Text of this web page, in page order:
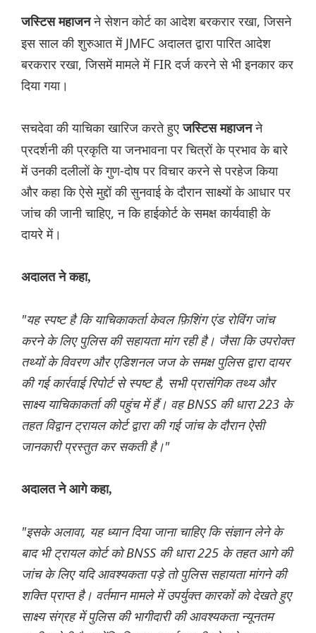
जस्टिस महाजनने सेशन कोर्ट का आदेश बरकरार रखा, जिसने
इस साल की शुरुआत में JMFC अदालत द्वारा पारित आदेश
बरकरार रखा, जिसमें मामले में FIR दर्ज करने से भी इनकार कर
दिया गया।
सचदेवा की याचिका खारिज करते हुएजस्टिस महाजनने
प्रदर्शनी की प्रकृति या जनभावना पर चित्रों के प्रभाव के बारे
में उनकी दलीलों के गुण-दोष पर विचार करने से परहेज किया
और कहा कि ऐसे मुद्दों की सुनवाई के दौरान साक्ष्यों के आधार पर
जांच की जानी चाहिए, न कि हाईकोर्ट के समक्ष कार्यवाही के
दायरे में।
अदालत ने कहा,
"यह स्पष्ट है कि याचिकाकर्ता केवल फ़िशिंग एंड रोविंग जांच
करने के लिए पुलिस की सहायता मांग रही है। जैसा कि उपरोक्त
तथ्यों के विवरण और एडिशनल जज के समक्ष पुलिस द्वारा दायर
की गई कार्रवाई रिपोर्ट से स्पष्ट है, सभी प्रासंगिक तथ्य और
साक्ष्य याचिकाकर्ता की पहुंच में हैं। वह BNSS की धारा 223 के
तहत विद्वान ट्रायल कोर्ट द्वारा की गई जांच के दौरान ऐसी
जानकारी प्रस्तुत कर सकती है।"
अदालत ने आगे कहा,
"इसके अलावा, यह ध्यान दिया जाना चाहिए कि संज्ञान लेने के
बाद भी ट्रायल कोर्ट को BNSS की धारा 225 के तहत आगे की
जांच के लिए यदि आवश्यकता पड़े तो पुलिस सहायता मांगने की
शक्ति प्राप्त है। वर्तमान मामले में उपर्युक्त कारकों को देखते हुए
साक्ष्य संग्रह में पुलिस की भागीदारी की आवश्यकता न्यूनतम